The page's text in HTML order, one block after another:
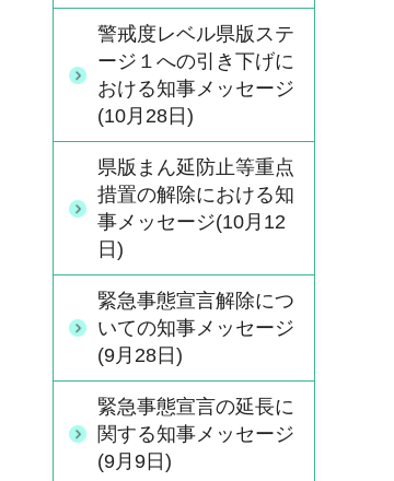
警戒度レベル県版ステ
ージ１への引き下げに
おける知事メッセージ
(10月28日)
県版まん延防止等重点
措置の解除における知
事メッセージ(10月12
日)
緊急事態宣言解除につ
いての知事メッセージ
(9月28日)
緊急事態宣言の延長に
関する知事メッセージ
(9月9日)